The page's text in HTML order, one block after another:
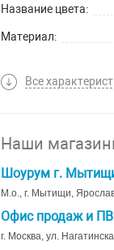
Название цвета:
Материал:
Все
Наши
Шоурум г.
М.о., г. Мытищи,
Офис продаж и
г. Москва, ул.